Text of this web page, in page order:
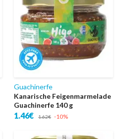
Guachinerfe
Kanarische Feigenmarmelade
Guachinerfe 140 g
1.46€ 1.62€ -10%